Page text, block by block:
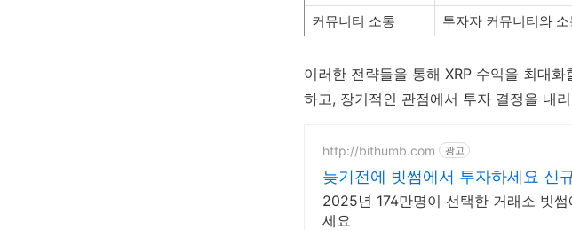
커뮤니티 소통
투자자 커뮤니티와
이러한 전략들을 통해 XRP 수익을 최대
하고, 장기적인 관점에서 투자 결정을 내
http://bithumb.com 광고
늦기전에 빗썸에서 투자하세요 신
2025년 174만명이 선택한 거래소 빗
세요